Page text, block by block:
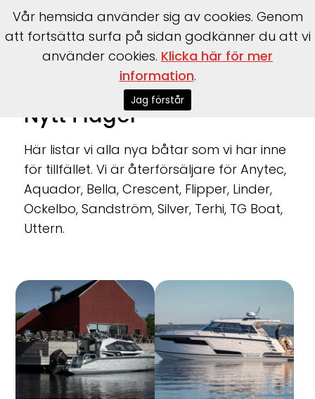
10;2>0
Nytt i lager
Här listar vi alla nya båtar som vi har inne
för tillfället. Vi är återförsäljare för Anytec,
Aquador, Bella, Crescent, Flipper, Linder,
Ockelbo, Sandström, Silver, Terhi, TG Boat,
Uttern.
Vår hemsida använder sig av cookies. Genom
att fortsätta surfa på sidan godkänner du att vi
använder cookies. Klicka här för mer
information.
Jag förstår